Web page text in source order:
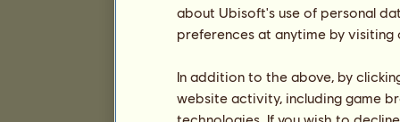
about Ubisoft's use of personal
preferences at anytime by
In addition to the above, by
website activity, including game
technologies. If you wish to